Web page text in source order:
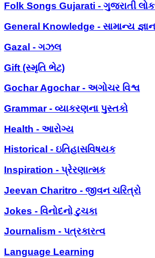
Folk Songs Gujarati - ગુજરાતી
General Knowledge - સામાન્ય જ્ઞાન
Gazal - ગઝલ
Gift (સ્મૃતિ ભેટ)
Gochar Agochar - અગોચર વિશ્વ
Grammar - વ્યાકરણના પુસ્તકો
Health - આરોગ્ય
Historical - ઇતિહાસવિષયક
Inspiration - પ્રેરણાત્મક
Jeevan Charitro - જીવન ચરિત્રો
Jokes - વિનોદનો ટુચકા
Journalism - પત્રકારત્વ
Language Learning